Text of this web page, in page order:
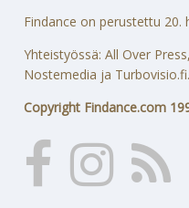
Findance on perustettu 20.
Yhteistyössä: All Over
Nostemedia ja Turbovisio.fi.
Copyright Findance.com